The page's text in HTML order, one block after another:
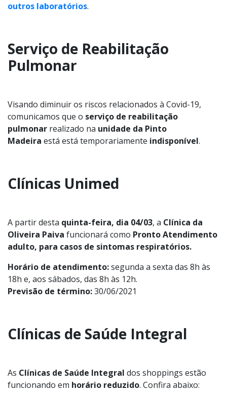
outros laboratórios.
Serviço de Reabilitação
Pulmonar
Visando diminuir os riscos relacionados à Covid-19,
comunicamos que o serviço de reabilitação
pulmonar realizado na unidade da Pinto
Madeira está está temporariamente indisponível.
Clínicas Unimed
A partir desta quinta-feira, dia 04/03, a Clínica da
Oliveira Paiva funcionará como Pronto Atendimento
adulto, para casos de sintomas respiratórios.
Horário de atendimento:segunda a sexta das 8h às
18h e, aos sábados, das 8h às 12h.
Previsão de término:30/06/2021
Clínicas de Saúde Integral
As Clínicas de Saúde Integral dos shoppings estão
funcionando em horário reduzido. Confira abaixo: